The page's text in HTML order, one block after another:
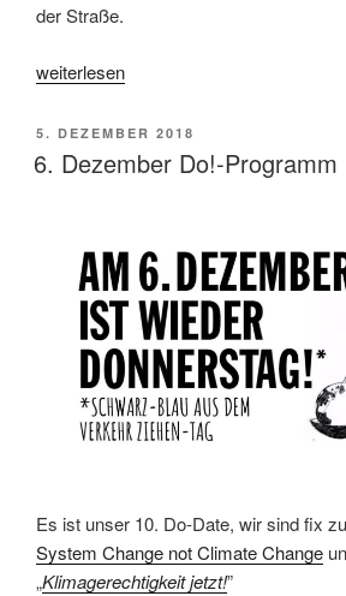
der Straße.
„Am
Februar
ist
weiterlesen
VERÖFFENTLICHT
AM
5. DEZEMBER 2018
6. Dezember Do!-Programm
Es ist unser 10. Do-Date, wir sind fix
System Change not Climate Change
„Klimagerechtigkeit jetzt!”